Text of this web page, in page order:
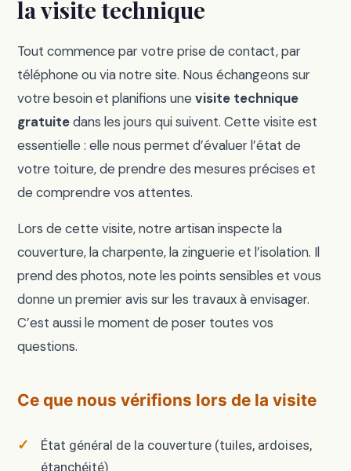
la visite technique
Tout commence par votre prise de contact, par
téléphone ou via notre site. Nous échangeons sur
votre besoin et planifions unevisite technique
gratuitedans les jours qui suivent. Cette visite est
essentielle : elle nous permet d’évaluer l’état de
votre toiture, de prendre des mesures précises et
de comprendre vos attentes.
Lors de cette visite, notre artisan inspecte la
couverture, la charpente, la zinguerie et l’isolation. Il
prend des photos, note les points sensibles et vous
donne un premier avis sur les travaux à envisager.
C’est aussi le moment de poser toutes vos
questions.
Ce que nous vérifions lors de la visite
État général de la couverture (tuiles, ardoises,
étanchéité)